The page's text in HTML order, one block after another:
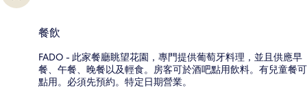
餐飲
FADO - 此家餐廳眺望花園，專門提供葡萄牙料理，並且供應早
餐、午餐、晚餐以及輕食。房客可於酒吧點用飲料。有兒童餐可
點用。必須先預約。特定日期營業。